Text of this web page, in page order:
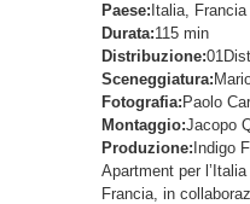
Paese: Italia, Francia
Durata:115 min
Distribuzione:
Sceneggiatura:
Fotografia: Paolo
Montaggio:Jacopo
Produzione: Indigo
Apartment per
Francia, in